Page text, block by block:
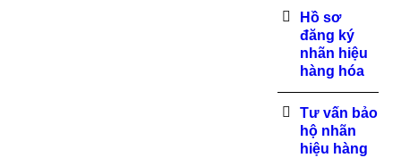
Hồ sơ
đăng ký
nhãn hiệu
hàng hóa
Tư vấn bảo
hộ nhãn
hiệu hàng